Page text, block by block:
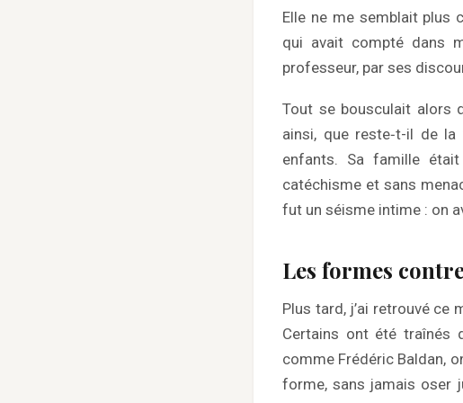
Elle ne me semblait plus
qui avait compté dans
professeur, par ses
Tout se bousculait alors
ainsi, que reste‑t-il de
enfants. Sa famille était
catéchisme et sans
fut un séisme intime : on
Les formes
Plus tard, j’ai retrouvé
Certains ont été traînés
comme Frédéric Baldan,
forme, sans jamais oser